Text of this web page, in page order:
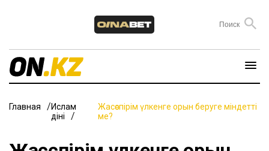
Главная
Ислам
діні
Жасөспірім үлкенге орын беруге міндетті
ме?